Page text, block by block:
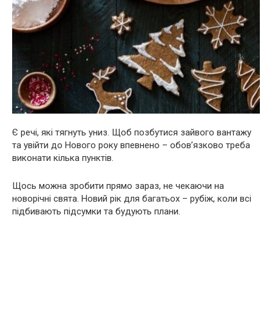
Є речі, які тягнуть униз. Щоб позбутися зайвого вантажу
та увійти до Нового року впевнено – обов’язково треба
виконати кілька пунктів.
Щось можна зробити прямо зараз, не чекаючи на
новорічні свята. Новий рік для багатьох – рубіж, коли всі
підбивають підсумки та будують плани.